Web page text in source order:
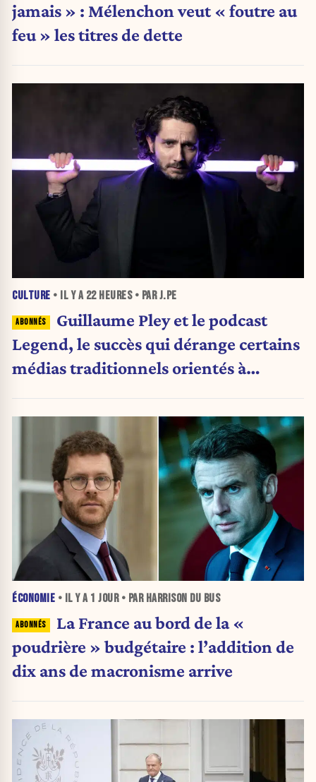
jamais » : Mélenchon veut « foutre au
feu » les titres de dette
CULTURE • IL Y A 22 HEURES• PAR J.PE
Guillaume Pley et le podcast
Legend, le succès qui dérange certains
médias traditionnels orientés à
ÉCONOMIE • IL Y A 1 JOUR• PAR HARRISON DU BUS
La France au bord de la «
poudrière » budgétaire : l’addition de
dix ans de macronisme arrive